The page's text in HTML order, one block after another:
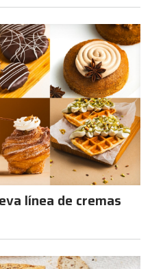
línea de cremas